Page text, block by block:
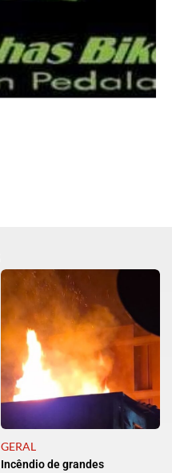
GERAL
Incêndio de grandes